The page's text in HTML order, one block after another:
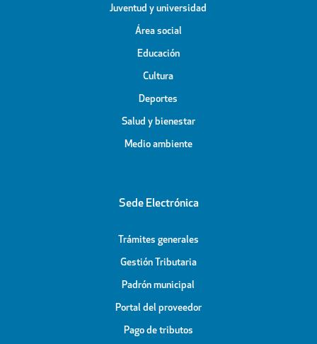
Juventud y universidad
Área social
Educación
Cultura
Deportes
Salud y bienestar
Medio ambiente
Sede Electrónica
Trámites generales
Gestión Tributaria
Padrón municipal
Portal del proveedor
Pago de tributos